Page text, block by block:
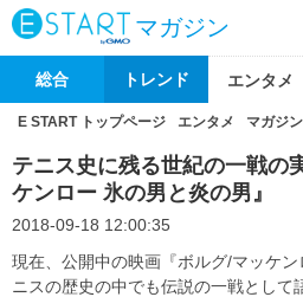
マガジン
総合 トレンド エンタメ
E START トップページ エンタメ マガジン
テニス史に残る世紀の一戦の
ケンロー 氷の男と炎の男』
2018-09-18 12:00:35
現在、公開中の映画『ボルグ/マッケ
ニスの歴史の中でも伝説の一戦として